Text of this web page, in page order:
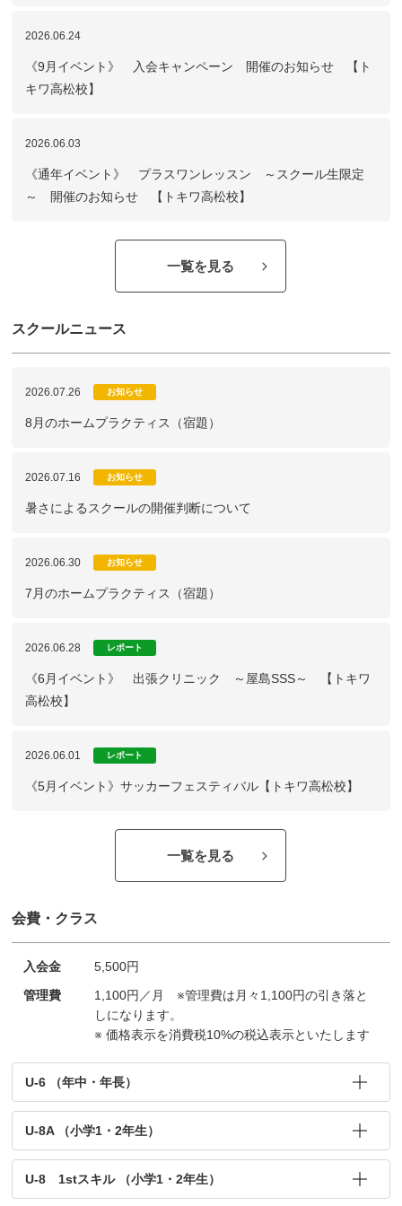
2026.06.24
《9月イベント》 入会キャンペーン 開催のお知らせ 【ト
キワ高松校】
2026.06.03
《通年イベント》 プラスワンレッスン ～スクール生限定
～ 開催のお知らせ 【トキワ高松校】
一覧を見る
スクールニュース
2026.07.26 お知らせ
8月のホームプラクティス（宿題）
2026.07.16 お知らせ
暑さによるスクールの開催判断について
2026.06.30 お知らせ
7月のホームプラクティス（宿題）
2026.06.28 レポート
《6月イベント》 出張クリニック ～屋島SSS～ 【トキワ
高松校】
2026.06.01 レポート
《5月イベント》サッカーフェスティバル【トキワ高松校】
一覧を見る
会費・クラス
入会金
5,500円
管理費
1,100円／月 ※管理費は月々1,100円の引き落と
しになります。
※ 価格表示を消費税10%の税込表示といたします
U-6 （年中・年長）
U-8A （小学1・2年生）
U-8 1stスキル （小学1・2年生）